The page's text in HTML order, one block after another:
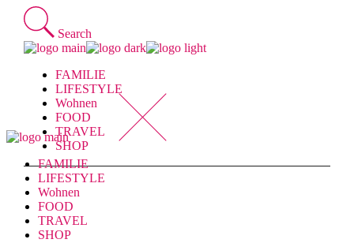
Skip
content
Search
FAMILIE
LIFESTYLE
Wohnen
FOOD
TRAVEL
SHOP
FAMILIE
LIFESTYLE
Wohnen
FOOD
TRAVEL
SHOP